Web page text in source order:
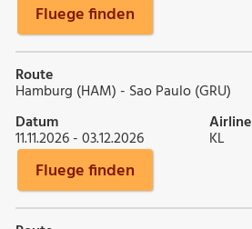
Fluege finden
Route
Hamburg (HAM) - Sao Paulo (GRU)
Datum
11.11.2026 - 03.12.2026
Airline
KL
Fluege finden